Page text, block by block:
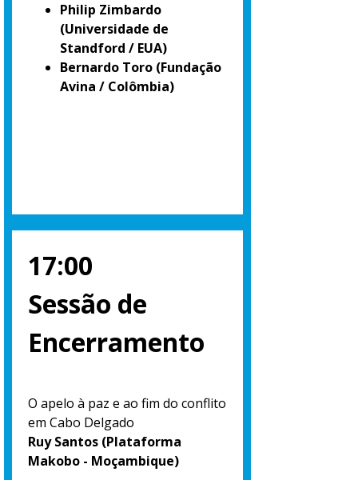
Philip Zimbardo
(Universidade de
Standford / EUA)
Bernardo Toro (Fundação
Avina / Colômbia)
17:00
Sessão de
Encerramento
O apelo à paz e ao fim do conflito
em Cabo Delgado
Ruy Santos (Plataforma
Makobo - Moçambique)